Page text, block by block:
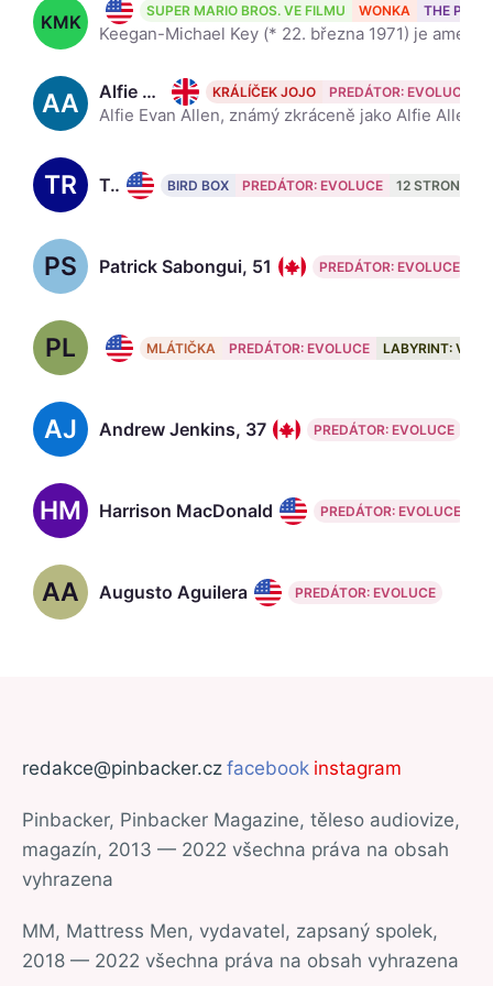
KMK
Keegan-Michael Key, 55
SUPER MARIO BROS. VE FILMU WONKA THE PROM
AA Alfie Allen, 39 KRÁLÍČEK JOJO PREDÁTOR: EVOLUCE
TR Trevante Rhodes, 36 BIRD BOX PREDÁTOR: EVOLUCE 12 STRONG
PS Patrick Sabongui, 51 PREDÁTOR: EVOLUCE
PL Paul Lazenby
MLÁTIČKA PREDÁTOR: EVOLUCE LABYRINT:
AJ Andrew Jenkins, 37 PREDÁTOR: EVOLUCE
HM Harrison MacDonald PREDÁTOR: EVOLUCE
AA Augusto Aguilera PREDÁTOR: EVOLUCE
redakce@pinbacker.cz facebook instagram
Pinbacker, Pinbacker Magazine, těleso audiovize,
magazín, 2013 — 2022 všechna práva na obsah
vyhrazena
MM, Mattress Men, vydavatel, zapsaný spolek,
2018 — 2022 všechna práva na obsah vyhrazena